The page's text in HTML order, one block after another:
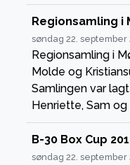
Regionsamling i
søndag 22. september
Regionsamling i
Molde og
Samlingen var
Henriette, Sam og
B-30 Box Cup
søndag 22. september